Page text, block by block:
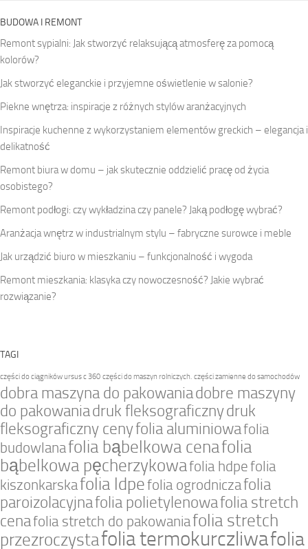
BUDOWA I REMONT
Remont sypialni: Jak stworzyć relaksującą atmosferę za pomocą
kolorów?
Jak stworzyć eleganckie i przyjemne oświetlenie w salonie?
Piekne wnętrza: inspiracje z różnych stylów aranżacyjnych
Inspiracje kuchenne z wykorzystaniem elementów greckich – elegancja i
delikatność
Remont biura w domu – jak skutecznie oddzielić pracę od życia
osobistego?
Remont podłogi: czy wykładzina czy panele? Jaką podłogę wybrać?
Aranżacja wnętrz w industrialnym stylu – fabryczne surowce i meble
Jak urządzić biuro w mieszkaniu – funkcjonalność i wygoda
Remont mieszkania: klasyka czy nowoczesność? Jakie wybrać
rozwiązanie?
TAGI
części do ciągników ursus c 360 części do maszyn rolniczych. części zamienne do samochodów
dobra maszyna do pakowaniadobre maszyny
do pakowaniadruk fleksograficznydruk
fleksograficzny cenyfolia aluminiowafolia
budowlanafolia bąbelkowa cenafolia
bąbelkowa pęcherzykowafolia hdpefolia
kiszonkarskafolia ldpefolia ogrodniczafolia
paroizolacyjnafolia polietylenowafolia stretch
cenafolia stretch do pakowaniafolia stretch
przezroczystafolia termokurczliwafolia